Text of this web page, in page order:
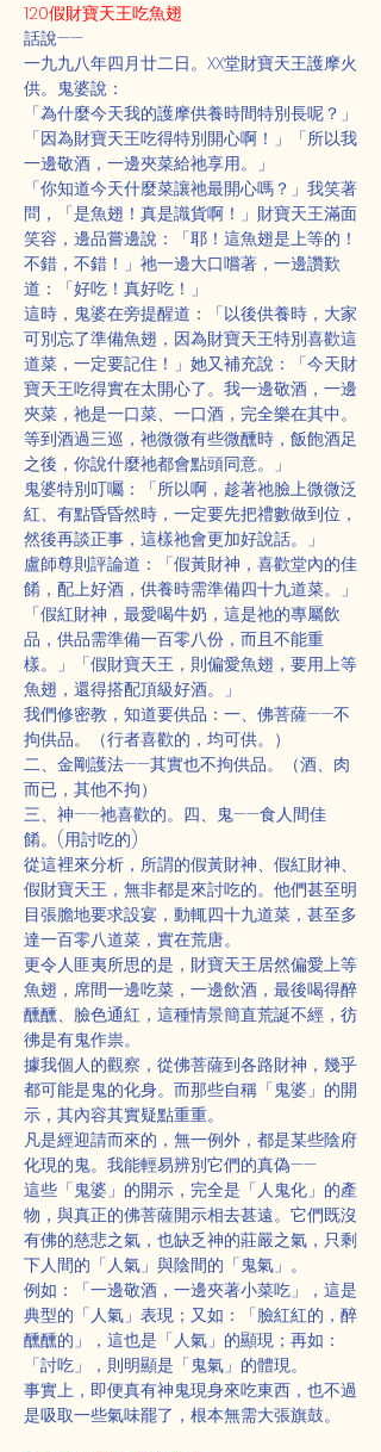
120假財寶天王吃魚翅
話說——
一九九八年四月廿二日。XX堂財寶天王護摩火
供。鬼婆說：
「為什麼今天我的護摩供養時間特別長呢？」
「因為財寶天王吃得特別開心啊！」「所以我
一邊敬酒，一邊夾菜給祂享用。」
「你知道今天什麼菜讓祂最開心嗎？」我笑著
問，「是魚翅！真是識貨啊！」財寶天王滿面
笑容，邊品嘗邊說：「耶！這魚翅是上等的！
不錯，不錯！」祂一邊大口嚐著，一邊讚歎
道：「好吃！真好吃！」
這時，鬼婆在旁提醒道：「以後供養時，大家
可別忘了準備魚翅，因為財寶天王特別喜歡這
道菜，一定要記住！」她又補充說：「今天財
寶天王吃得實在太開心了。我一邊敬酒，一邊
夾菜，祂是一口菜、一口酒，完全樂在其中。
等到酒過三巡，祂微微有些微醺時，飯飽酒足
之後，你說什麼祂都會點頭同意。」
鬼婆特別叮囑：「所以啊，趁著祂臉上微微泛
紅、有點昏昏然時，一定要先把禮數做到位，
然後再談正事，這樣祂會更加好說話。」
盧師尊則評論道：「假黃財神，喜歡堂內的佳
餚，配上好酒，供養時需準備四十九道菜。」
「假紅財神，最愛喝牛奶，這是祂的專屬飲
品，供品需準備一百零八份，而且不能重
樣。」「假財寶天王，則偏愛魚翅，要用上等
魚翅，還得搭配頂級好酒。」
我們修密教，知道要供品：一、佛菩薩——不
拘供品。（行者喜歡的，均可供。）
二、金剛護法——其實也不拘供品。（酒、肉
而已，其他不拘）
三、神——祂喜歡的。四、鬼——食人間佳
餚。(用討吃的)
從這裡來分析，所謂的假黃財神、假紅財神、
假財寶天王，無非都是來討吃的。他們甚至明
目張膽地要求設宴，動輒四十九道菜，甚至多
達一百零八道菜，實在荒唐。
更令人匪夷所思的是，財寶天王居然偏愛上等
魚翅，席間一邊吃菜，一邊飲酒，最後喝得醉
醺醺、臉色通紅，這種情景簡直荒誕不經，彷
彿是有鬼作祟。
據我個人的觀察，從佛菩薩到各路財神，幾乎
都可能是鬼的化身。而那些自稱「鬼婆」的開
示，其內容其實疑點重重。
凡是經迎請而來的，無一例外，都是某些陰府
化現的鬼。我能輕易辨別它們的真偽——
這些「鬼婆」的開示，完全是「人鬼化」的產
物，與真正的佛菩薩開示相去甚遠。它們既沒
有佛的慈悲之氣，也缺乏神的莊嚴之氣，只剩
下人間的「人氣」與陰間的「鬼氣」。
例如：「一邊敬酒，一邊夾著小菜吃」，這是
典型的「人氣」表現；又如：「臉紅紅的，醉
醺醺的」，這也是「人氣」的顯現；再如：
「討吃」，則明顯是「鬼氣」的體現。
事實上，即便真有神鬼現身來吃東西，也不過
是吸取一些氣味罷了，根本無需大張旗鼓。